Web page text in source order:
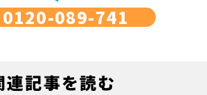
0120-089-741
連記事を読む